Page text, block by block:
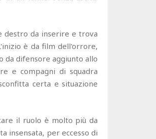
destro da inserire e trova
è da film dell'orrore,
da difensore aggiunto allo
e compagni di squadra
certa e situazione
il ruolo è molto più da
insensata, per eccesso di